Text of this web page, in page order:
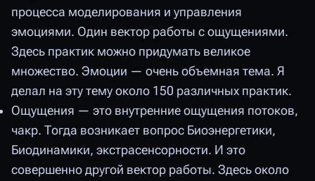
процесса моделирования и управления
эмоциями. Один вектор работы с ощущениями.
Здесь практик можно придумать великое
множество. Эмоции — очень объемная тема. Я
делал на эту тему около 150 различных практик.
Ощущения — это внутренние ощущения потоков,
чакр. Тогда возникает вопрос Биоэнергетики,
Биодинамики, экстрасенсорности. И это
совершенно другой вектор работы. Здесь около